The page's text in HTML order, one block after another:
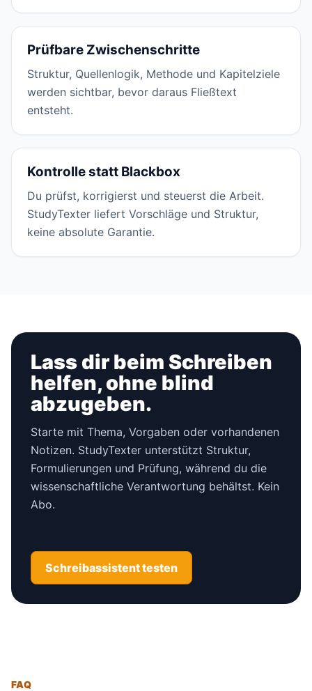
Prüfbare Zwischenschritte
Struktur, Quellenlogik, Methode und Kapitelziele
werden sichtbar, bevor daraus Fließtext
entsteht.
Kontrolle statt Blackbox
Du prüfst, korrigierst und steuerst die Arbeit.
StudyTexter liefert Vorschläge und Struktur,
keine absolute Garantie.
Lass dir beim Schreiben
helfen, ohne blind
abzugeben.
Starte mit Thema, Vorgaben oder vorhandenen
Notizen. StudyTexter unterstützt Struktur,
Formulierungen und Prüfung, während du die
wissenschaftliche Verantwortung behältst. Kein
Abo.
Schreibassistent testen
FAQ